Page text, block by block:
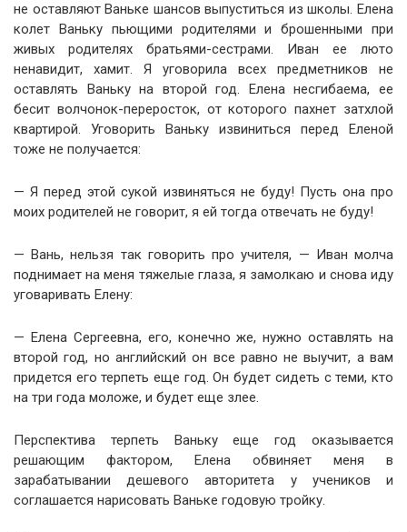
не оставляют Ваньке шансов выпуститься из школы. Елена
колет Ваньку пьющими родителями и брошенными при
живых родителях братьями-сестрами. Иван ее люто
ненавидит, хамит. Я уговорила всех предметников не
оставлять Ваньку на второй год. Елена несгибаема, ее
бесит волчонок-переросток, от которого пахнет затхлой
квартирой. Уговорить Ваньку извиниться перед Еленой
тоже не получается:
— Я перед этой сукой извиняться не буду! Пусть она про
моих родителей не говорит, я ей тогда отвечать не буду!
— Вань, нельзя так говорить про учителя, — Иван молча
поднимает на меня тяжелые глаза, я замолкаю и снова иду
уговаривать Елену:
— Елена Сергеевна, его, конечно же, нужно оставлять на
второй год, но английский он все равно не выучит, а вам
придется его терпеть еще год. Он будет сидеть с теми, кто
на три года моложе, и будет еще злее.
Перспектива терпеть Ваньку еще год оказывается
решающим фактором, Елена обвиняет меня в
зарабатывании дешевого авторитета у учеников и
соглашается нарисовать Ваньке годовую тройку.